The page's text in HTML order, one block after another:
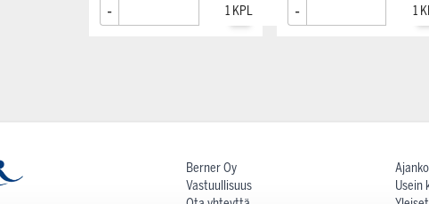
- -
Berner Oy
Vastuullisuus
Usein